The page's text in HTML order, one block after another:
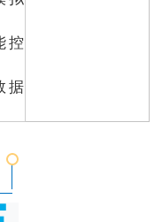
控
据